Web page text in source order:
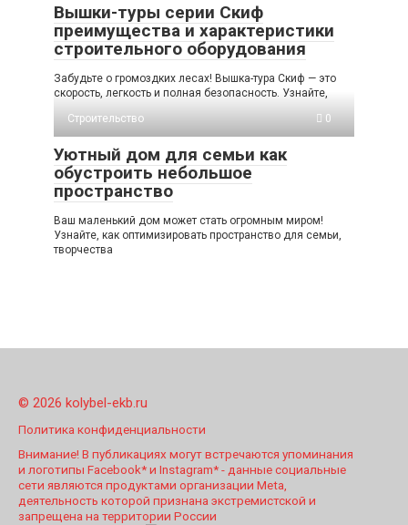
Вышки-туры серии Скиф
преимущества и характеристики
строительного оборудования
Забудьте о громоздких лесах! Вышка-тура Скиф — это
скорость, легкость и полная безопасность. Узнайте,
Строительство
0
Уютный дом для семьи как
обустроить небольшое
пространство
Ваш маленький дом может стать огромным миром!
Узнайте, как оптимизировать пространство для семьи,
творчества
© 2026 kolybel-ekb.ru
Политика конфиденциальности
Внимание! В публикациях могут встречаются упоминания
и логотипы Facebook* и Instagram* - данные социальные
сети являются продуктами организации Meta,
деятельность которой признана экстремистской и
запрещена на территории России